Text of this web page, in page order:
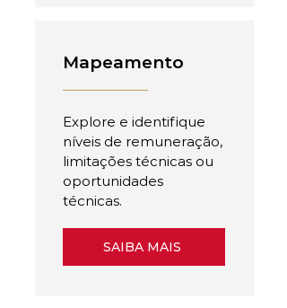
Mapeamento
Explore e identifique
níveis de remuneração,
limitações técnicas ou
oportunidades
técnicas.
SAIBA MAIS